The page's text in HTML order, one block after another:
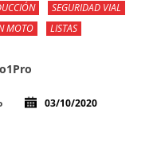
SEGURIDAD VIAL
MOTO
LISTAS
03/10/2020